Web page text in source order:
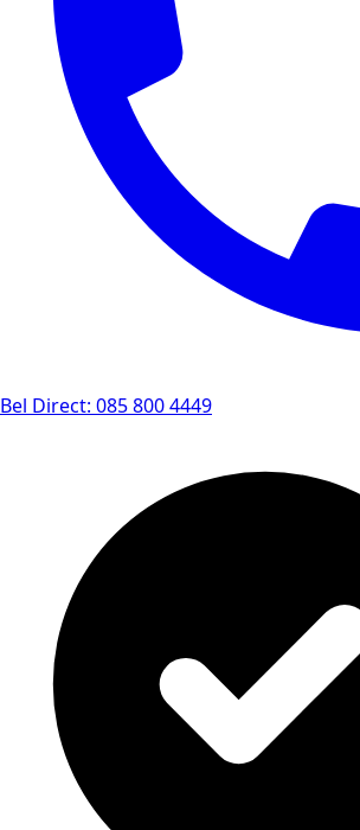
Bel Direct: 085 800 4449